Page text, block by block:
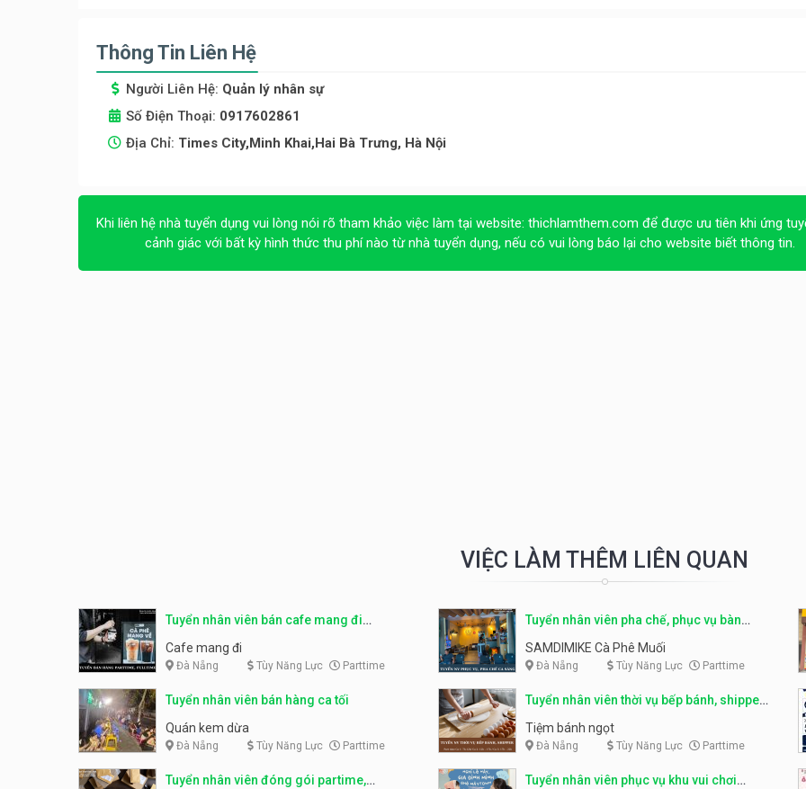
Thông Tin Liên Hệ
Người Liên Hệ: Quản lý nhân sự
Số Điện Thoại: 0917602861
Địa Chỉ: Times City,Minh Khai,Hai Bà Trưng, Hà Nội
Khi liên hệ nhà tuyển dụng vui lòng nói rõ tham khảo việc làm tại website: thichlamthem.com để được ưu tiên khi ứng
cảnh giác với bất kỳ hình thức thu phí nào từ nhà tuyển dụng, nếu có vui lòng báo lại cho website biết thông tin.
VIỆC LÀM THÊM LIÊN QUAN
Tuyển nhân viên bán cafe mang đi
parttime, fulltime
Cafe mang đi
Đà Nẵng Tùy Năng Lực Parttime
Tuyển nhân viên pha chế, phục vụ bàn
parttime
SAMDIMIKE Cà Phê Muối
Đà Nẵng Tùy Năng Lực Parttime
Tuyển nhân viên bán hàng ca tối
Quán kem dừa
Đà Nẵng Tùy Năng Lực Parttime
Tuyển nhân viên thời vụ bếp bánh, shipper
parttime
Tiệm bánh ngọt
Đà Nẵng Tùy Năng Lực Parttime
Tuyển nhân viên đóng gói partime,
Tuyển nhân viên phục vụ khu vui chơi